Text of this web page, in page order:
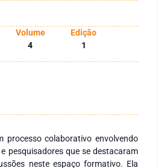
Volume
Edição
4 1
colaborativo envolvendo
pesquisadores que se destacaram
neste espaço formativo. Ela